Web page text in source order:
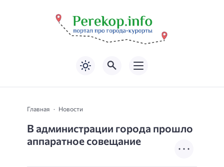
Главная Новости
В администрации города прошло
аппаратное совещание